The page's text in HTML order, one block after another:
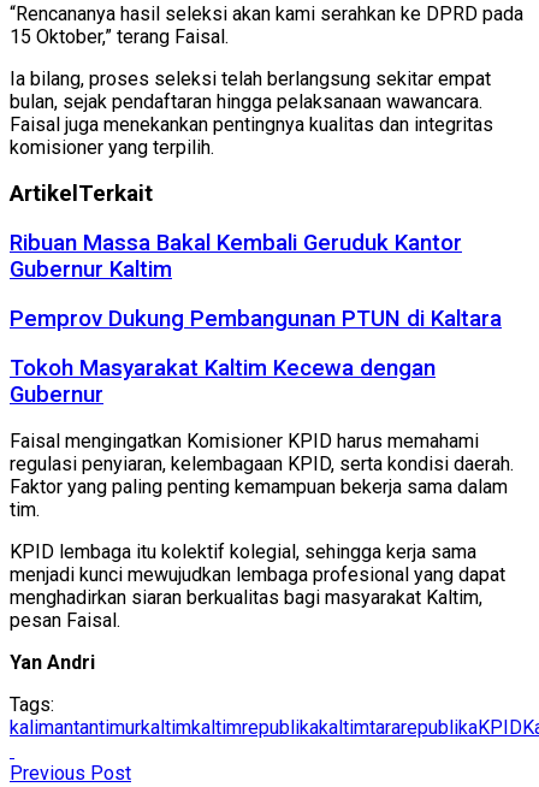
“Rencananya hasil seleksi akan kami serahkan ke DPRD pada
15 Oktober,” terang Faisal.
Ia bilang, proses seleksi telah berlangsung sekitar empat
bulan, sejak pendaftaran hingga pelaksanaan wawancara.
Faisal juga menekankan pentingnya kualitas dan integritas
komisioner yang terpilih.
Artikel Terkait
Ribuan Massa Bakal Kembali Geruduk Kantor
Gubernur Kaltim
Pemprov Dukung Pembangunan PTUN di Kaltara
Tokoh Masyarakat Kaltim Kecewa dengan
Gubernur
Faisal mengingatkan Komisioner KPID harus memahami
regulasi penyiaran, kelembagaan KPID, serta kondisi daerah.
Faktor yang paling penting kemampuan bekerja sama dalam
tim.
KPID lembaga itu kolektif kolegial, sehingga kerja sama
menjadi kunci mewujudkan lembaga profesional yang dapat
menghadirkan siaran berkualitas bagi masyarakat Kaltim,
pesan Faisal.
Yan Andri
Tags:
kalimantantimurkaltimkaltimrepublikakaltimtararepublika
Previous Post